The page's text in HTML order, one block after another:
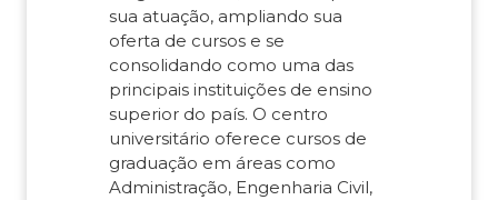
sua atuação, ampliando sua
oferta de cursos e se
consolidando como uma das
principais instituições de ensino
superior do país. O centro
universitário oferece cursos de
graduação em áreas como
Administração, Engenharia Civil,